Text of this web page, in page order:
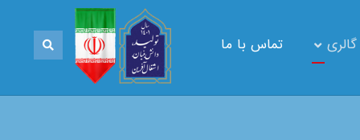
گالری تماس با ما